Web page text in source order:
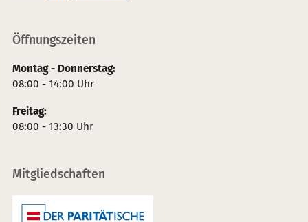
Öffnungszeiten
Montag - Donnerstag:
08:00 - 14:00 Uhr
Freitag:
08:00 - 13:30 Uhr
Mitgliedschaften